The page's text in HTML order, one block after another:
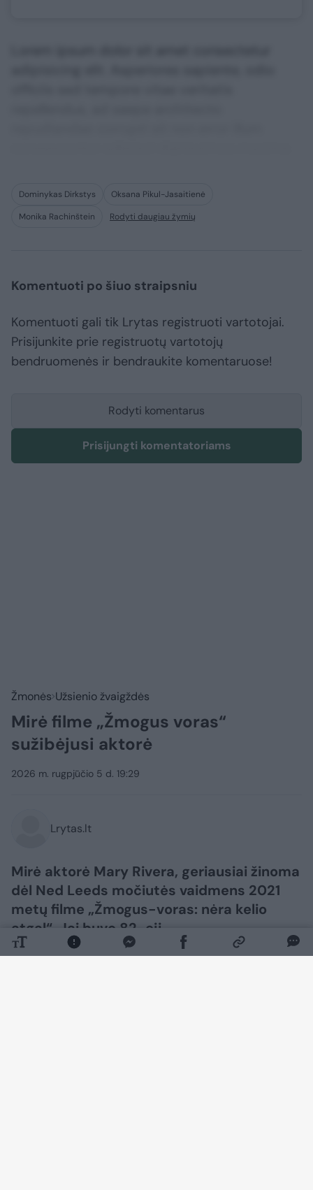
Dominykas Dirkstys
Oksana Pikul-Jasaitienė
Monika Rachinštein
Rodyti daugiau žymių
Komentuoti po šiuo straipsniu
Komentuoti gali tik Lrytas registruoti vartotojai.
Prisijunkite prie registruotų vartotojų
bendruomenės ir bendraukite komentaruose!
Rodyti komentarus
Prisijungti komentatoriams
Žmonės Užsienio žvaigždės
Mirė filme „Žmogus voras“
sužibėjusi aktorė
2026 m. rugpjūčio 5 d. 19:29
Lrytas.lt
Mirė aktorė Mary Rivera, geriausiai žinoma
dėl Ned Leeds močiutės vaidmens 2021
metų filme „Žmogus-voras: nėra kelio
atgal“. Jai buvo 82-eji.